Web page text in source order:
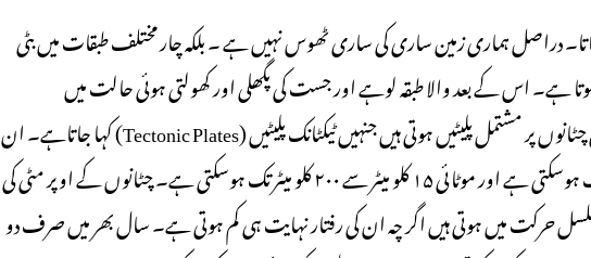
دراصل ہماری زمین ساری کی ساری ٹھوس نہیں ہے ۔ بلکہ چار مختلف طبقات میں بٹی
اس کے بعد والا طبقہ لوہے اور جست کی پگھلی اور کھولتی ہوئی حالت میں
ہوتاہے۔ اس کے اوپر مختلف موٹائی اور لمبائی کی چٹانوں پر مشتمل پلیٹیں ہوتی ہیں جنہیں ٹیکٹانک پلیٹیں (Tectonic Plates) کہا جاتاہے۔ ان
پلیٹوں کی لمبائی چند سوکلو میٹر سے چند ہزار کلو میٹر تک ہوسکتی ہے اور موٹائی ۱۵ کلو میٹر سے ۲۰۰ کلو میٹر تک ہوسکتی ہے۔ چٹانوں کے اوپر مٹی کی
حرکت میں ہوتی ہیں اگر چہ ان کی رفتار نہایت ہی کم ہوتی ہے۔ سال بھر میں صرف دو